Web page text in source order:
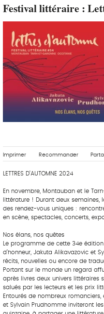
Festival littéraire :
Imprimer Recommander
LETTRES D’AUTOMNE 2024
En novembre, Montauban et le
littérature ! Durant deux semaines,
des rendez-vous uniques :
en scène, spectacles, concerts,
Nos élans, nos quêtes
Le programme de cette 34e
d’honneur, Jakuta Alikavazovic et
récits, nouvelles ou encore de
Portant sur le monde un regard
après livres deux univers littéraires
salués par les lecteurs et les prix
Entourés de nombreux romanciers,
et Sylvain Prudhomme inviteront